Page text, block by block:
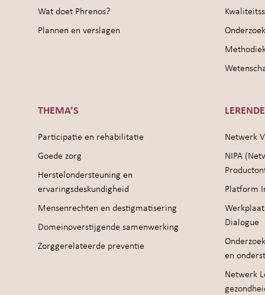
Wat doet Phrenos?
Plannen en verslagen
THEMA’S
Participatie en rehabilitatie
Goede zorg
Herstelondersteuning en
ervaringsdeskundigheid
Mensenrechten en destigmatisering
Domeinoverstijgende samenwerking
Zorggerelateerde preventie
Netwerk
NIPA
Platform
Dialogue
en
Netwerk